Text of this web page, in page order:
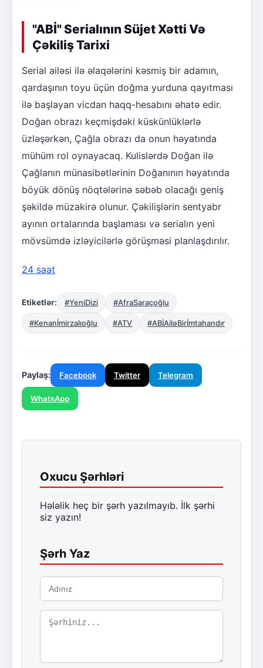
"ABİ" Serialının Süjet Xətti Və
Çəkiliş Tarixi
Serial ailəsi ilə əlaqələrini kəsmiş bir adamın,
qardaşının toyu üçün doğma yurduna qayıtması
ilə başlayan vicdan haqq-hesabını əhatə edir.
Doğan obrazı keçmişdəki küskünlüklərlə
üzləşərkən, Çağla obrazı da onun həyatında
mühüm rol oynayacaq. Kulislərdə Doğan ilə
Çağlanın münasibətlərinin Doğanının həyatında
böyük dönüş nöqtələrinə səbəb olacağı geniş
şəkildə müzakirə olunur. Çəkilişlərin sentyabr
ayının ortalarında başlaması və serialın yeni
mövsümdə izləyicilərlə görüşməsi planlaşdırılır.
24 saat
Etiketlər: #YeniDizi #AfraSaraçoğlu
#Kenanİmirzalıoğlu #ATV #ABİAiləBirİmtahandır
Paylaş: Facebook Twitter Telegram
WhatsApp
Oxucu Şərhləri
Hələlik heç bir şərh yazılmayıb. İlk şərhi
siz yazın!
Şərh Yaz